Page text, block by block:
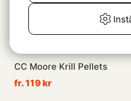
CC Moore Krill Pellets
fr. 119 kr